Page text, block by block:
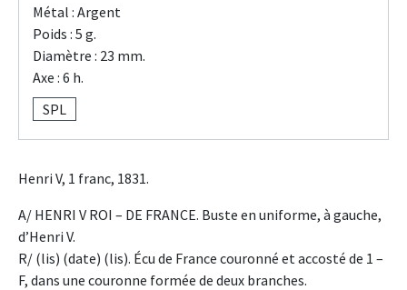
Métal : Argent
Poids : 5 g.
Diamètre : 23 mm.
Axe : 6 h.
SPL
Henri V, 1 franc, 1831.
A/ HENRI V ROI – DE FRANCE. Buste en uniforme, à gauche,
d’Henri V.
R/ (lis) (date) (lis). Écu de France couronné et accosté de 1 –
F, dans une couronne formée de deux branches.